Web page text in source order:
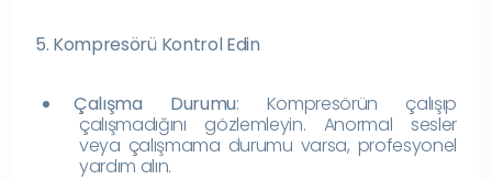
5. Kompresörü Kontrol Edin
Çalışma Durumu: Kompresörün çalışıp
çalışmadığını gözlemleyin. Anormal sesler
veya çalışmama durumu varsa, profesyonel
yardım alın.